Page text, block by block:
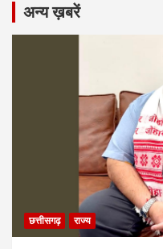
अन्य ख़बरें
छत्तीसगढ़ राज्य